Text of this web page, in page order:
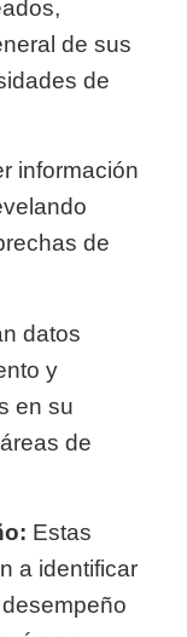
de sus
de
información
de
datos
y
en su
de
Estas
a identificar